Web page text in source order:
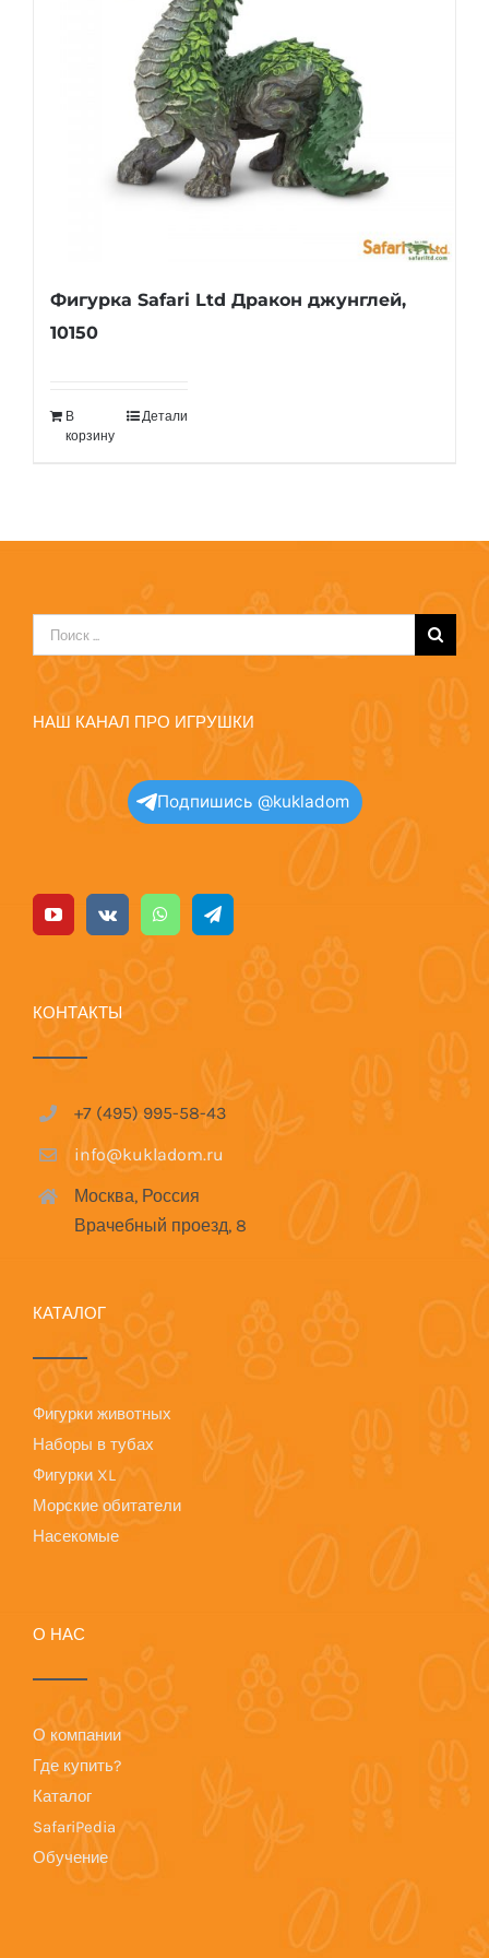
Фигурка Safari Ltd Дракон джунглей,
10150
В
корзину
Детали
Результат
поиска:
НАШ КАНАЛ ПРО ИГРУШКИ
Подпишись @kukladom
КОНТАКТЫ
+7 (495) 995-58-43
info@kukladom.ru
Москва, Россия
Врачебный проезд, 8
КАТАЛОГ
Фигурки животных
Наборы в тубах
Фигурки XL
Морские обитатели
Насекомые
О НАС
О компании
Где купить?
Каталог
SafariPedia
Обучение